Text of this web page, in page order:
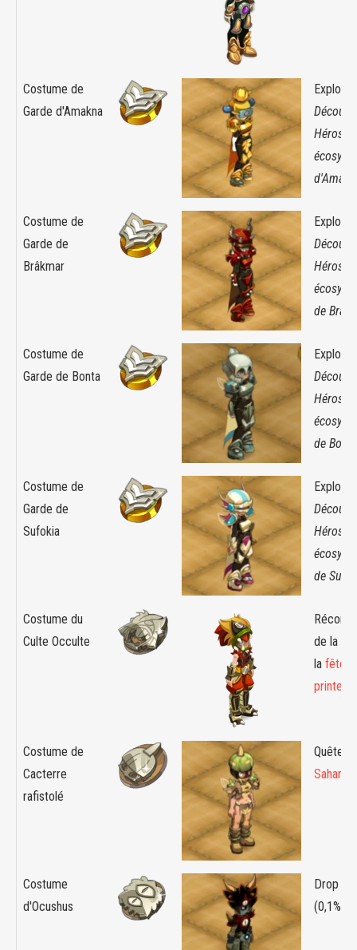
Costume de
Garde d'Amakna
Exploit :
Héros
Costume de
Garde de
Brâkmar
Exploit :
Héros
de
Costume de
Garde de Bonta
Exploit :
Héros
de Bonta
Costume de
Garde de
Sufokia
Exploit :
Héros
de
Costume du
Culte Occulte
de la
la fête
Costume de
Cacterre
rafistolé
Quête :
Costume
d'Ocushus
Drop :
(0,1%)